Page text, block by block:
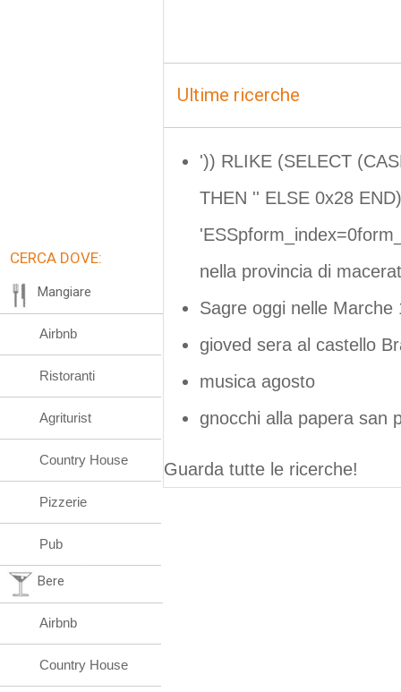
Ultime ricerche
')) RLIKE (SELECT
THEN '' ELSE 0x28
nella provincia di
Sagre oggi nelle Marche
gioved sera al castello
musica agosto
gnocchi alla papera san
Guarda tutte le ricerche!
CERCA DOVE:
Mangiare
Airbnb
Ristoranti
Agriturist
Country House
Pizzerie
Pub
Bere
Airbnb
Country House